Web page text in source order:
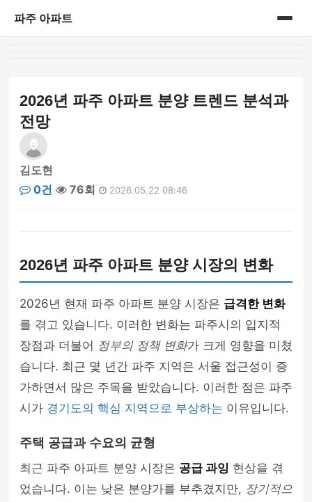
파주 아파트
2026년 파주 아파트 분양 트렌드 분석과
전망
김도현
0건
76회 2026.05.22 08:46
2026년 파주 아파트 분양 시장의 변화
2026년 현재 파주 아파트 분양 시장은 급격한 변화
를 겪고 있습니다. 이러한 변화는 파주시의 입지적
장점과 더불어 정부의 정책 변화가 크게 영향을 미쳤
습니다. 최근 몇 년간 파주 지역은 서울 접근성이 증
가하면서 많은 주목을 받았습니다. 이러한 점은 파주
시가 경기도의 핵심 지역으로 부상하는 이유입니다.
주택 공급과 수요의 균형
최근 파주 아파트 분양 시장은 공급 과잉 현상을 겪
었습니다. 이는 낮은 분양가를 부추겼지만, 장기적으